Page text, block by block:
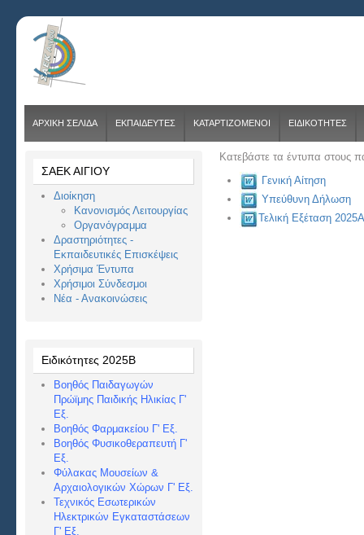
ΑΡΧΙΚΗ ΣΕΛΙΔΑ ΕΚΠΑΙΔΕΥΤΕΣ ΚΑΤΑΡΤΙΖΟΜΕΝΟΙ ΕΙΔΙΚΟΤΗΤΕΣ
ΣΑΕΚ ΑΙΓΙΟΥ
Διοίκηση
Κανονισμός Λειτουργίας
Οργανόγραμμα
Δραστηριότητες -
Εκπαιδευτικές Επισκέψεις
Χρήσιμα Έντυπα
Χρήσιμοι Σύνδεσμοι
Νέα - Ανακοινώσεις
Ειδικότητες 2025Β
Βοηθός Παιδαγωγών
Πρώϊμης Παιδικής Ηλικίας Γ'
Εξ.
Βοηθός Φαρμακείου Γ' Εξ.
Βοηθός Φυσικοθεραπευτή Γ'
Εξ.
Φύλακας Μουσείων &
Αρχαιολογικών Χώρων Γ' Εξ.
Τεχνικός Εσωτερικών
Ηλεκτρικών Εγκαταστάσεων
Γ' Εξ.
Κατεβάστε τα έντυπα στους
Γενική Αίτηση
Υπεύθυνη Δήλωση
Τελική Eξέταση 2025Α